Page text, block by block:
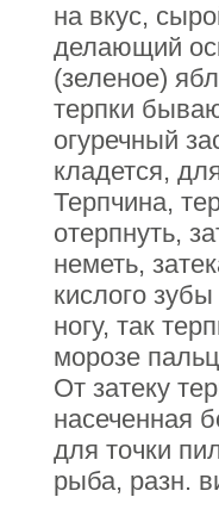
на вкус,
делающий
(зеленое)
терпки
огуречный
кладется,
Терпчина,
отерпнуть,
неметь,
кислого
ногу, так
морозе
От затеку
насеченная
для точки
рыба, разн.